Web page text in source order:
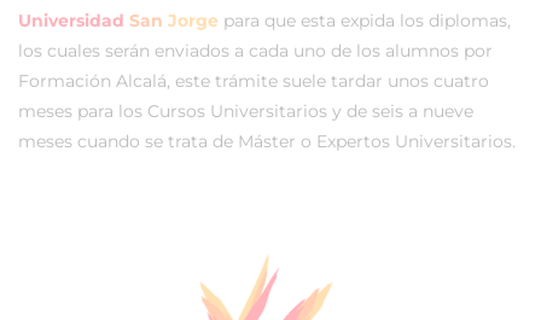
Universidad San Jorge para que esta expida los diplomas,
los cuales serán enviados a cada uno de los alumnos por
Formación Alcalá, este trámite suele tardar unos cuatro
meses para los Cursos Universitarios y de seis a nueve
meses cuando se trata de Máster o Expertos Universitarios.